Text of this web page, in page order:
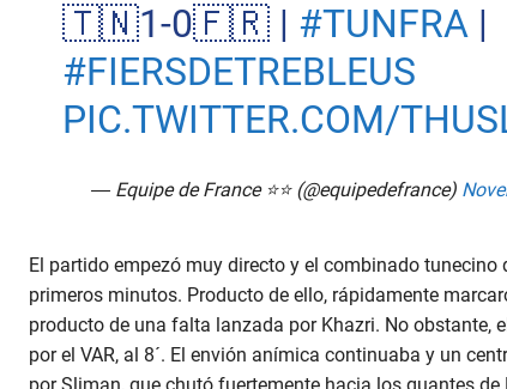
🇹🇳1-0🇫🇷 | #TUNFRA|
#FIERSDETREBLEUS
PIC.TWITTER.COM/
— Equipe de France ⭐⭐ (@equipedefrance)
El partido empezó muy directo y el combinado
primeros minutos. Producto de ello, rápidamente
producto de una falta lanzada por Khazri. No
por el VAR, al 8´. El envión anímica continuaba y un